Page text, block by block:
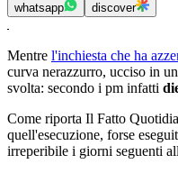
whatsapp discover
Mentre l'inchiesta che ha
curva nerazzurro, ucciso in
svolta: secondo i pm infatti
Come riporta Il Fatto
quell'esecuzione, forse
irreperibile i giorni seguenti